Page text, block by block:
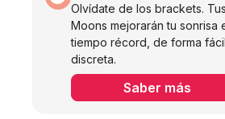
Olvídate de los brackets. Tus
Moons mejorarán tu sonrisa
tiempo récord, de forma
discreta.
Saber más